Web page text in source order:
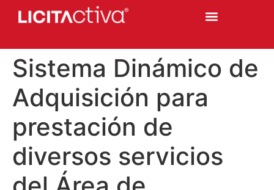
Sistema Dinámico de
Adquisición para
prestación de
diversos servicios